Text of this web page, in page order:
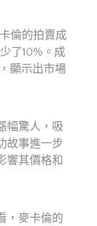
倫的拍賣成
了10%。成
顯示出市場
幅驚人，吸
故事進一步
響其價格和
，麥卡倫的